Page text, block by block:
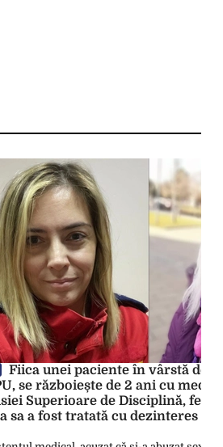
Fiica unei paciente în vârstă de
se războiește de 2 ani cu
Superioare de Disciplină,
sa a fost tratată cu dezinteres